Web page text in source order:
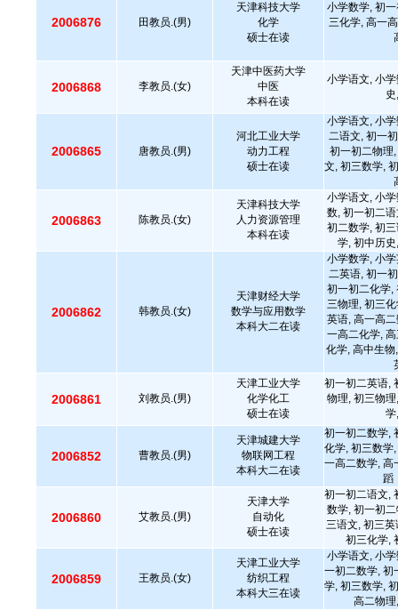
2006876 田教员.(男)
天津科技大学
化学
硕士在读
小学数学, 初
三化学, 高一
2006868 李教员.(女)
天津中医药大学
中医
本科在读
小学语文, 小
2006865 唐教员.(男)
河北工业大学
动力工程
硕士在读
小学语文, 小
二语文, 初一
初一初二物理
文, 初三数学,
2006863 陈教员.(女)
天津科技大学
人力资源管理
本科在读
小学语文, 小
数, 初一初二
初二数学, 初
学, 初中历
2006862 韩教员.(女)
天津财经大学
数学与应用数学
本科大二在读
小学数学, 小
二英语, 初一
初一初二化学,
三物理, 初三
英语, 高一高
一高二化学,
化学, 高中生
2006861 刘教员.(男)
天津工业大学
化学化工
硕士在读
初一初二英语,
物理, 初三物
2006852 曹教员.(男)
天津城建大学
物联网工程
本科大二在读
初一初二数学,
化学, 初三数学
一高二数学, 高
蹈
2006860 艾教员.(男)
天津大学
自动化
硕士在读
初一初二语文,
数学, 初一初
三语文, 初三
初三化学,
2006859 王教员.(女)
天津工业大学
纺织工程
本科大三在读
小学语文, 小
一初二数学, 初
学, 初三数学,
高二物